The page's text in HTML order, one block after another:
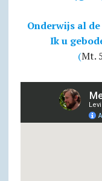
Onderwijs al
Ik u
(Mt.